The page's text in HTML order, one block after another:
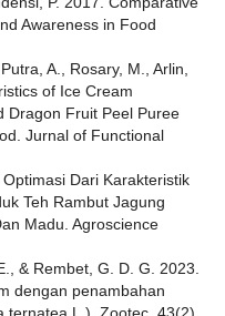
Awareness in Food
A., Rosary, M., Arlin,
of Ice Cream
Dragon Fruit Peel Puree
Jurnal of Functional
Dari Karakteristik
Teh Rambut Jagung
Madu. Agroscience
& Rembet, G. D. G. 2023.
dengan penambahan